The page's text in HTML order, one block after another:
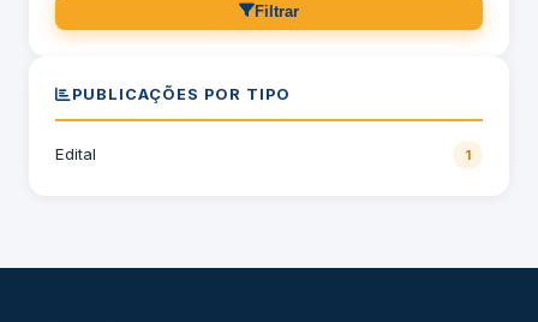
Filtrar
PUBLICAÇÕES POR TIPO
Edital 1